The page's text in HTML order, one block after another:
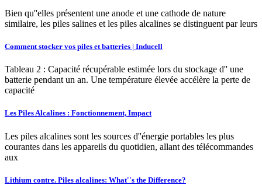
Bien qu''elles présentent une anode et une cathode de nature
similaire, les piles salines et les piles alcalines se distinguent par leurs
Comment stocker vos piles et batteries | Inducell
Tableau 2 : Capacité récupérable estimée lors du stockage d'' une
batterie pendant un an. Une température élevée accélère la perte de
capacité
Les Piles Alcalines : Fonctionnement, Impact
Les piles alcalines sont les sources d''énergie portables les plus
courantes dans les appareils du quotidien, allant des télécommandes
aux
Lithium contre. Piles alcalines: What''s the Difference?